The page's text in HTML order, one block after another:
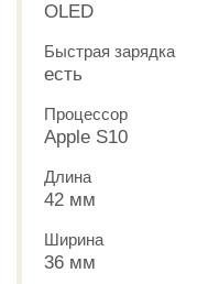
OLED
Быстрая зарядка
есть
Процессор
Apple S10
Длина
42 мм
Ширина
36 мм